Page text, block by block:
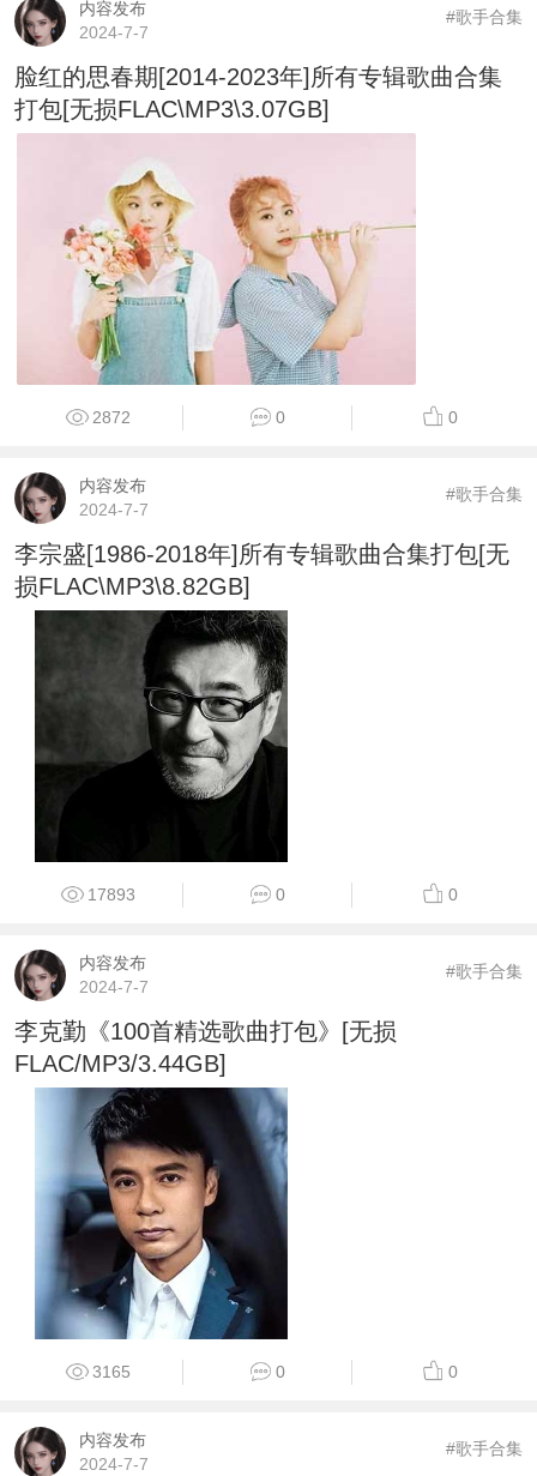
内容发布
2024-7-7
#歌手合集
脸红的思春期[2014-2023年]所有专辑歌曲合集
打包[无损FLAC\MP3\3.07GB]
2872 0 0
内容发布
2024-7-7
#歌手合集
李宗盛[1986-2018年]所有专辑歌曲合集打包[无
损FLAC\MP3\8.82GB]
17893 0 0
内容发布
2024-7-7
#歌手合集
李克勤《100首精选歌曲打包》[无损
FLAC/MP3/3.44GB]
3165 0 0
内容发布
2024-7-7
#歌手合集